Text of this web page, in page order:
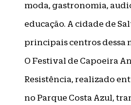
moda, gastronomia,
educação. A cidade de
principais centros dessa
O Festival de Capoeira
Resistência, realizado
no Parque Costa Azul,